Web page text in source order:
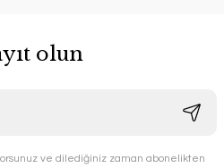
olun
ve dilediğiniz zaman abonelikten